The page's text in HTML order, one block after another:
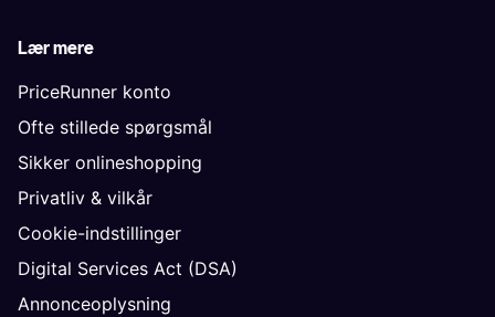
Lær mere
PriceRunner konto
Ofte stillede spørgsmål
Sikker onlineshopping
Privatliv & vilkår
Cookie-indstillinger
Digital Services Act (DSA)
Annonceoplysning